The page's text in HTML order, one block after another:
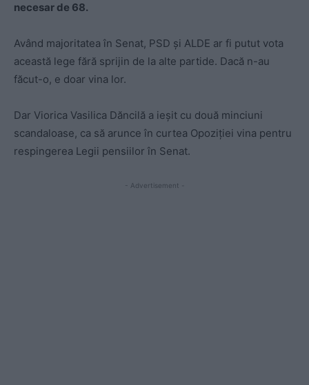
necesar de 68.
Având majoritatea în Senat, PSD și ALDE ar fi putut vota
această lege fără sprijin de la alte partide. Dacă n-au
făcut-o, e doar vina lor.
Dar Viorica Vasilica Dăncilă a ieșit cu două minciuni
scandaloase, ca să arunce în curtea Opoziției vina pentru
respingerea Legii pensiilor în Senat.
- Advertisement -